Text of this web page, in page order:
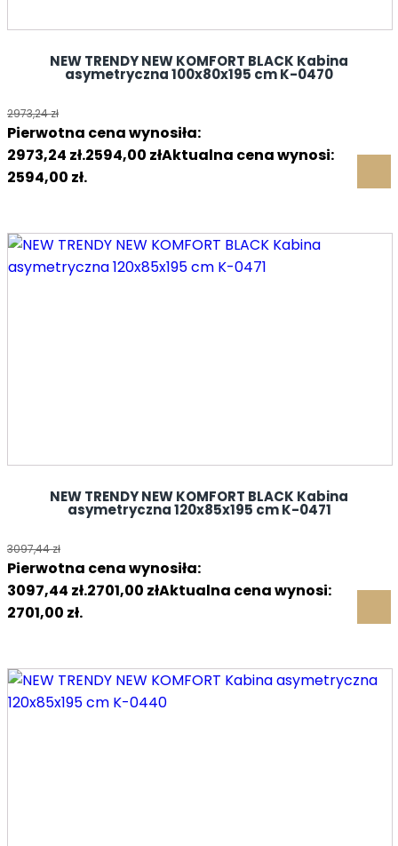
NEW TRENDY NEW KOMFORT BLACK Kabina
asymetryczna 100x80x195 cm K-0470
2973,24zł
Pierwotna cena wynosiła:
2973,24 zł.2594,00 złAktualna cena wynosi:
2594,00 zł.
NEW TRENDY NEW KOMFORT BLACK Kabina
asymetryczna 120x85x195 cm K-0471
3097,44zł
Pierwotna cena wynosiła:
3097,44 zł.2701,00 złAktualna cena wynosi:
2701,00 zł.